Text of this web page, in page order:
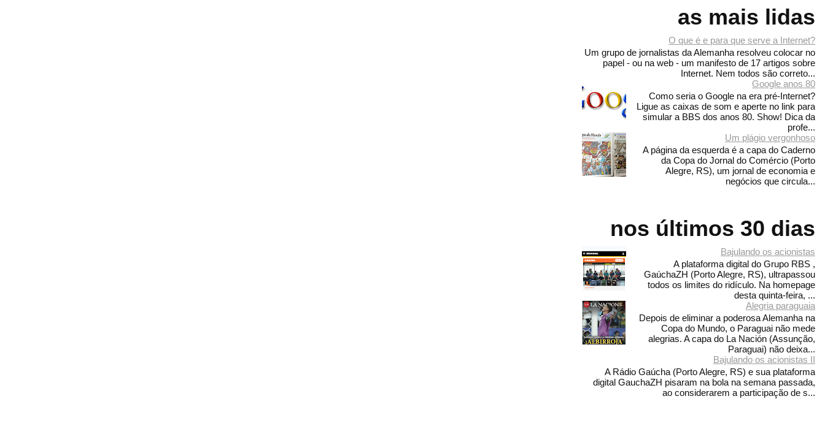
as mais lidas
O que é e para que serve a Internet?
Um grupo de jornalistas da Alemanha resolveu colocar no
papel - ou na web - um manifesto de 17 artigos sobre
Internet. Nem todos são correto...
Google anos 80
Como seria o Google na era pré-Internet?
Ligue as caixas de som e aperte no link para
simular a BBS dos anos 80. Show! Dica da
profe...
Um plágio vergonhoso
A página da esquerda é a capa do Caderno
da Copa do Jornal do Comércio (Porto
Alegre, RS), um jornal de economia e
negócios que circula...
nos últimos 30 dias
Bajulando os acionistas
A plataforma digital do Grupo RBS ,
GaúchaZH (Porto Alegre, RS), ultrapassou
todos os limites do ridículo. Na homepage
desta quinta-feira, ...
Alegria paraguaia
Depois de eliminar a poderosa Alemanha na
Copa do Mundo, o Paraguai não mede
alegrias. A capa do La Nación (Assunção,
Paraguai) não deixa...
Bajulando os acionistas II
A Rádio Gaúcha (Porto Alegre, RS) e sua plataforma
digital GauchaZH pisaram na bola na semana passada,
ao considerarem a participação de s...